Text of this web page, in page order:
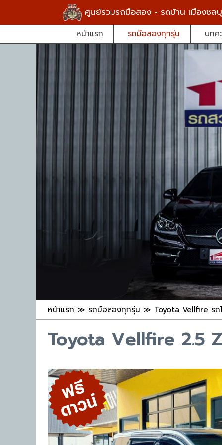
ศูนย์รวมรถมือสอง - รถบ้าน เมืองชล
หน้าแรก รถมือสองทุกรุ่น บทค
หน้าแรก ≫ รถมือสองทุกรุ่น ≫ Toyota Vellfire รถ
Toyota Vellfire 2.5